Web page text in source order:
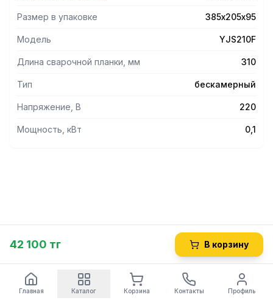
Размер в упаковке 385х205х95
Модель YJS210F
Длина сварочной планки, мм 310
Тип бескамерный
Напряжение, В 220
Мощность, кВт 0,1
42 100 тг В корзину
Главная Каталог Корзина Контакты Профиль